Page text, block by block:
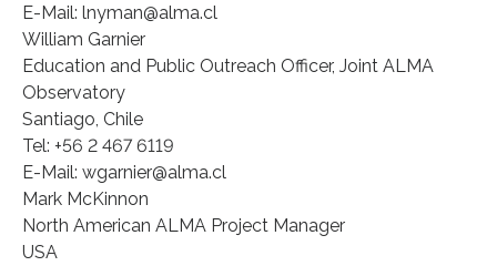
E-Mail: lnyman@alma.cl
William Garnier
Education and Public Outreach Officer, Joint ALMA
Observatory
Santiago, Chile
Tel: +56 2 467 6119
E-Mail: wgarnier@alma.cl
Mark McKinnon
North American ALMA Project Manager
USA